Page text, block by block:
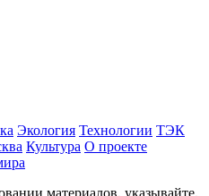
Экология Технологии ТЭК
Культура О проекте